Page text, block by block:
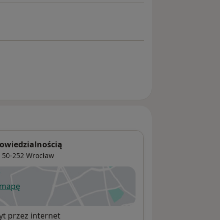
50-252 Wrocław
się w nowej karcie
przez internet